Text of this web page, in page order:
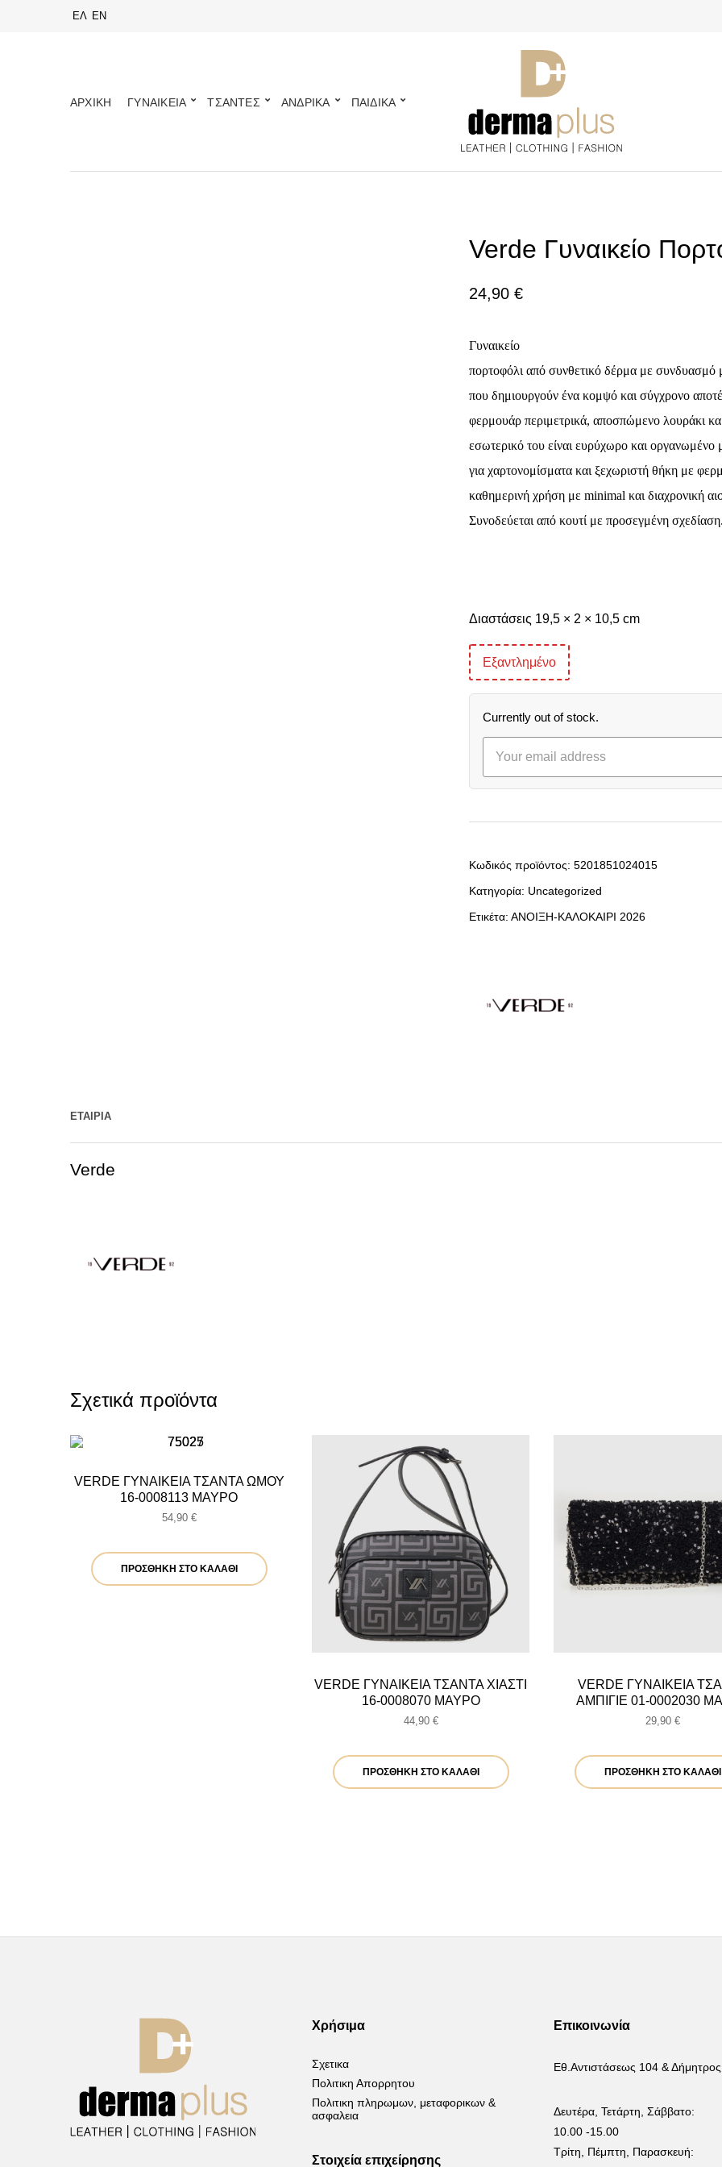
ΕΛ EN
ΑΡΧΙΚΗ ΓΥΝΑΙΚΕΙΑ ΤΣΑΝΤΕΣ ΑΝΔΡΙΚΑ ΠΑΙΔΙΚΑ
Verde Γυναικείο
24,90 €
Γυναικείο
πορτοφόλι από συνθετικό δέρμα με συνδυασμό
που δημιουργούν ένα κομψό και σύγχρονο
φερμουάρ περιμετρικά, αποσπώμενο λουράκι
εσωτερικό του είναι ευρύχωρο και
για χαρτονομίσματα και ξεχωριστή θήκη με
καθημερινή χρήση με minimal και διαχρονική
Συνοδεύεται από κουτί με προσεγμένη σχεδίαση.
Διαστάσεις 19,5 × 2 × 10,5 cm
Εξαντλημένο
Currently out of stock.
Κωδικός προϊόντος: 5201851024015
Κατηγορία: Uncategorized
Ετικέτα: ΑΝΟΙΞΗ-ΚΑΛΟΚΑΙΡΙ 2026
ΕΤΑΙΡΊΑ
Verde
Σχετικά προϊόντα
VERDE ΓΥΝΑΙΚΕΙΑ ΤΣΑΝΤΑ ΩΜΟΥ
16-0008113 ΜΑΥΡΟ
54,90 €
ΠΡΟΣΘΉΚΗ ΣΤΟ ΚΑΛΆΘΙ
VERDE ΓΥΝΑΙΚΕΙΑ ΤΣΑΝΤΑ ΧΙΑΣΤΙ
16-0008070 ΜΑΥΡΟ
44,90 €
ΠΡΟΣΘΉΚΗ ΣΤΟ ΚΑΛΆΘΙ
VERDE ΓΥΝΑΙΚΕΙΑ
ΑΜΠΙΓΙΕ 01-0002030
29,90 €
ΠΡΟΣΘΉΚΗ ΣΤΟ ΚΑΛΆΘΙ
Χρήσιμα
Σχετικα
Πολιτικη Απορρητου
Πολιτικη πληρωμων, μεταφορικων &
ασφαλεια
Στοιχεία επιχείρησης
Επικοινωνία
Εθ.Αντιστάσεως 104 & Δήμητρος
Δευτέρα, Τετάρτη, Σάββατο:
10.00 -15.00
Τρίτη, Πέμπτη, Παρασκευή: